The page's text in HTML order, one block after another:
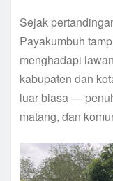
Sejak
Payakumbuh
menghadapi
kabupaten dan
luar biasa —
matang, dan